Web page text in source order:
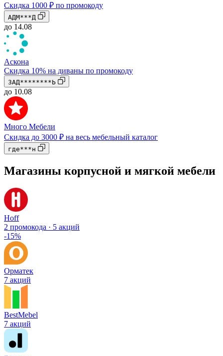
Скидка 1000 ₽ по промокоду
АДМ***Д
до 14.08
Аскона
Скидка 10% на диваны по промокоду
ЗАД********Ь
до 10.08
Много Мебели
Скидка до 3000 ₽ на весь мебельный каталог
где***н
Магазины корпусной и мягкой мебели
Hoff
2 промокода · 5 акций
-15%
Орматек
7 акций
BestMebel
7 акций